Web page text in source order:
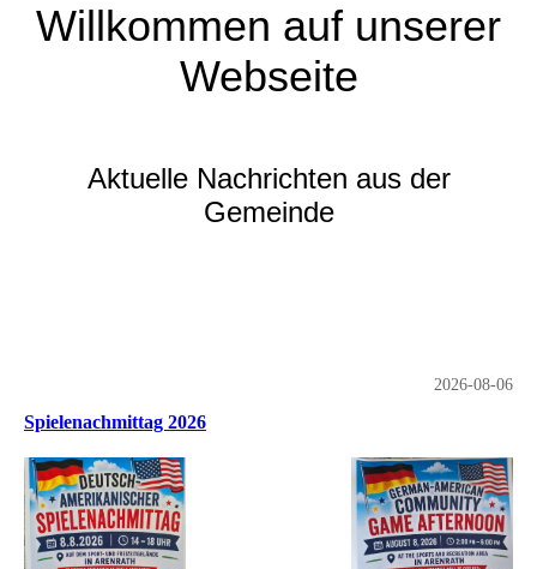
Willkommen auf unserer
Webseite
Aktuelle Nachrichten aus der
Gemeinde
2026-08-06
Spielenachmittag 2026